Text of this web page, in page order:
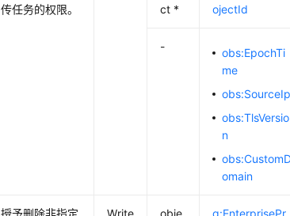
传任务的权限。
ct *
ojectId
-
obs:EpochTi
me
obs:SourceIp
obs:TlsVersio
n
omain
授予删除非指定
Write
obje
g:EnterprisePr